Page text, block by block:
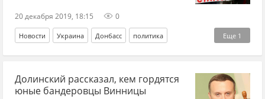
20 декабря 2019, 18:15 0
Еще 1
Новости Украина Донбасс политика
Дмитрий Джангиров
Долинский рассказал, кем гордятся
юные бандеровцы Винницы